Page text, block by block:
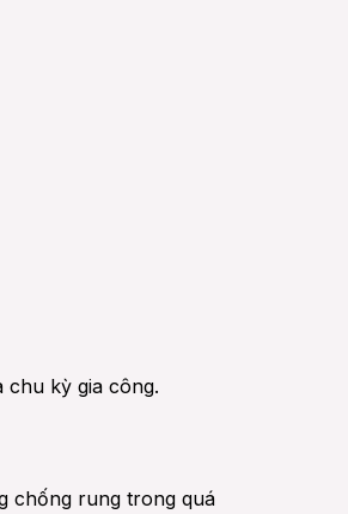
chu kỳ gia công.
chống rung trong quá